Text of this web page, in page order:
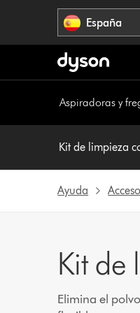
España
Aspiradoras y
Kit de limpieza
Ayuda
Kit de
Elimina el